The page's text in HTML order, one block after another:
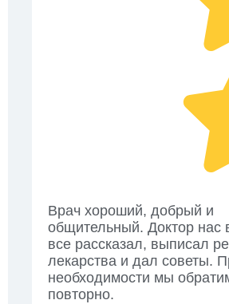
Врач хороший, добрый и
общительный. Доктор нас
все рассказал, выписал
лекарства и дал советы.
необходимости мы
повторно.